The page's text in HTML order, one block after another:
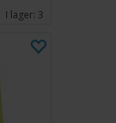
I lager: 3